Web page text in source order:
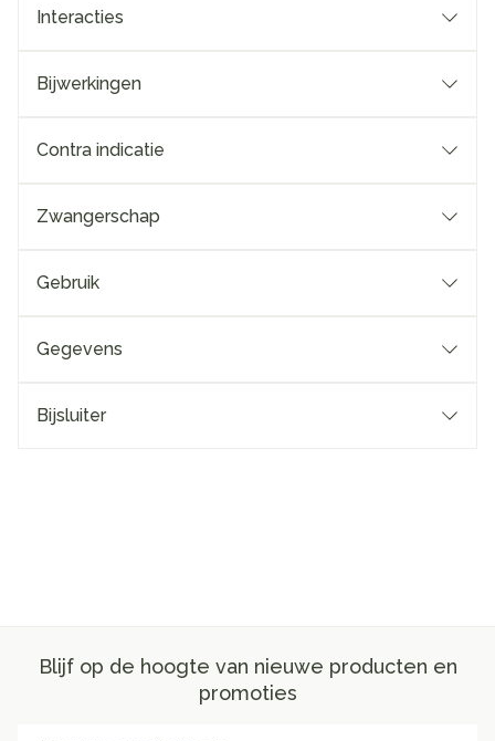
Interacties
Bijwerkingen
Contra indicatie
Zwangerschap
Gebruik
Gegevens
Bijsluiter
Blijf op de hoogte van nieuwe producten en
promoties